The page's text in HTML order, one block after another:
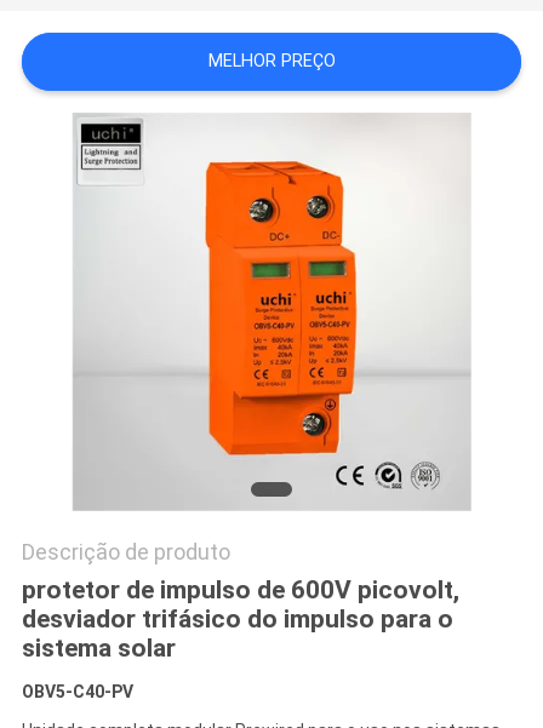
PEÇA
UMAS
CITAÇÕES
MAPA
MELHOR PREÇO
Descrição de produto
protetor de impulso de 600V picovolt,
desviador trifásico do impulso para o
sistema solar
OBV5-C40-PV